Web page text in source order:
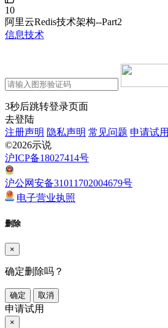
10
阿里云Redis技术架构--Part2
信息技术
3秒后跳转登录页面
去登陆
注册声明 隐私声明 常见问题 申请试用
©2026示说
沪ICP备18027414号
沪公网安备31011702004679号
电子营业执照
删除
×
确定删除吗？
确定 取消
申请试用
×